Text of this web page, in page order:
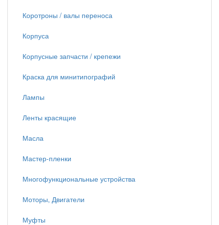
Коротроны / валы переноса
Корпуса
Корпусные запчасти / крепежи
Краска для минитипографий
Лампы
Ленты красящие
Масла
Мастер-пленки
Многофункциональные устройства
Моторы, Двигатели
Муфты